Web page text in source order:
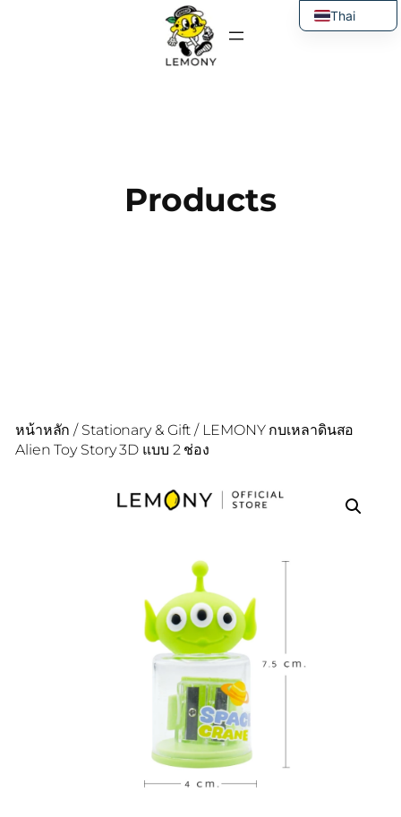
Products
หน้าหลัก / Stationary & Gift / LEMONY กบเหลาดินสอ
Alien Toy Story 3D แบบ 2 ช่อง
Thai